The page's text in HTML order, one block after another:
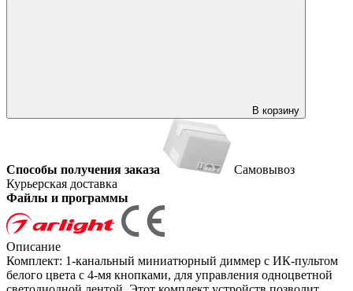
В корзину
Способы получения заказа
Самовывоз
Курьерская доставка
Файлы и программы
Описание
Комплект: 1-канальный миниатюрный диммер с ИК-пультом
белого цвета с 4-мя кнопками, для управления одноцветной